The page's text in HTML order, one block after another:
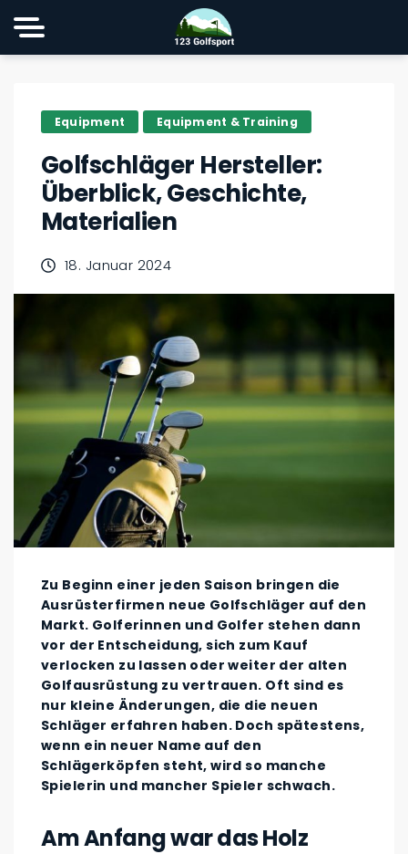
Equipment Equipment & Training
Golfschläger Hersteller:
Überblick, Geschichte,
Materialien
18. Januar 2024
Zu Beginn einer jeden Saison bringen die
Ausrüsterfirmen neue Golfschläger auf den
Markt. Golferinnen und Golfer stehen dann
vor der Entscheidung, sich zum Kauf
verlocken zu lassen oder weiter der alten
Golfausrüstung zu vertrauen. Oft sind es
nur kleine Änderungen, die die neuen
Schläger erfahren haben. Doch spätestens,
wenn ein neuer Name auf den
Schlägerköpfen steht, wird so manche
Spielerin und mancher Spieler schwach.
Am Anfang war das Holz